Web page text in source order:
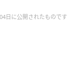
日に公開されたものです